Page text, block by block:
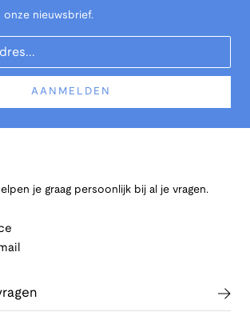
onze nieuwsbrief.
AANMELDEN
je graag persoonlijk bij al je vragen.